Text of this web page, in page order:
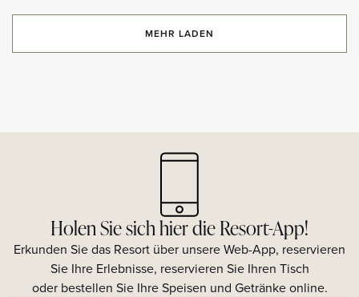
MEHR LADEN
Holen Sie sich hier die Resort-App!
Erkunden Sie das Resort über unsere Web-App, reservieren
Sie Ihre Erlebnisse, reservieren Sie Ihren Tisch
oder bestellen Sie Ihre Speisen und Getränke online.